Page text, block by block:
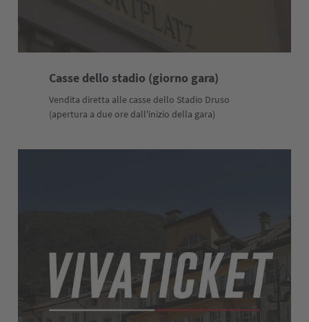
Casse dello stadio (giorno gara)
Vendita diretta alle casse dello Stadio Druso
(apertura a due ore dall'inizio della gara)